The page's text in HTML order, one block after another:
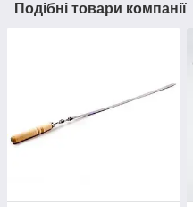
Подібні товари компанії